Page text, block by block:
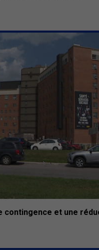
contingence et une